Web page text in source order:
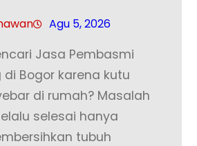
Agu 5, 2026
Jasa Pembasmi
di Bogor karena kutu
di rumah? Masalah
selesai hanya
tubuh